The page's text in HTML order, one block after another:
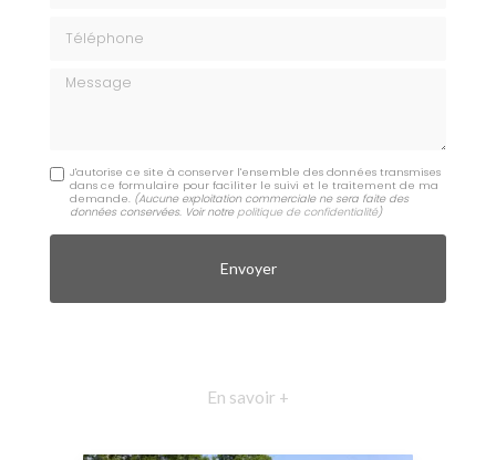
Message
J'autorise ce site à conserver l'ensemble des données transmises
dans ce formulaire pour faciliter le suivi et le traitement de ma
demande. (Aucune exploitation commerciale ne sera faite des
données conservées. Voir notre politique de confidentialité)
En savoir +